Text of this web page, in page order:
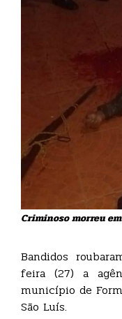
Criminoso morreu
Bandidos
feira (27) a
município de
São Luís.